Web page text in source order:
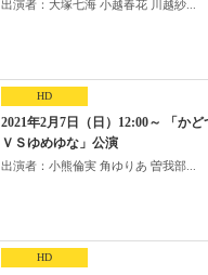
出演者：大塚七海 小越春花 川越紗...
HD
2021年2月7日（日）12:00～ 「か
ＶＳゆめゆな」公演
出演者：小熊倫実 角ゆりあ 曽我部...
HD